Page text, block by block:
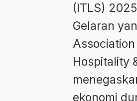
(ITLS)
Gelaran
Hospitality
ekonomi